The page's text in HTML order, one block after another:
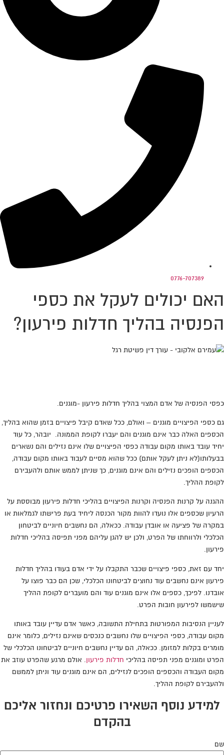
0776-707389
האם יכולים לעקל את כספי
הפנסיה בהליך חדלות פירעון?
כפסי הפנסיה של אדם המצוי בהליך חדלות פירעון -מוגנים.
גם כספי הפיצויים מוגנים – ואולם, ככל שאדם קיבל פיצויים בזמן שהוא בהליך,
הכספים האלה כבר אינם מוגנים והם יעברו לקופת הממונה. יובהר, כל עוד
יחיד עובד באותו מקום עבודה כפסי הפיצויים שלו אינם נזילים והם נשארים
בבעלותו(לא ניתן לעקל אותם) ככל שהוא מסיים לעבוד באותו מקום עבודה,
הכספים הופכים נזילים והם אינם מוגנים, כך שניתן לממש אותם ולהעבירם
לקופת ההליך.
ההגנה על קרנות הפנסיה וקרנות הפיצויים בהליכי חדלות פירעון מבוססת על
הרעיון שכספים אלו נועדו להוות מקור הכנסה ליחיד בעת פרישתו לגמלאות או
במקרה של פציעה או אובדן עבודה. ככאלה, הם נחשבים חיוניים לביטחון
הכלכלי ולרווחתו של הפרט, ולכן יש להגן עליהם מפני תפיסה בהליכי חדלות
פירעון.
יחד עם זאת, כספי פיצויים שכבר התקבלו על ידי אדם בעודו בהליך חדלות
פירעון אינם נחשבים עוד נחוצים לביטחונו הכלכלי, שכן הם כבר פוצו על
אובדנו. לפיכך, כספים אלו אינם מוגנים עוד והם מועברים לקופת ההליך
שישמשו לפירעון חובות הפרט.
לעניין הנסיבות המפורטות בתחילת התשובה, כאשר אדם עדיין עובד באותו
מקום עבודה, כספי הפיצויים שלו נחשבים כנכסים שאינם נזילים, כלומר אינם
מומרים בקלות למזומן. ככאלה, הם עדיין נחשבים חיוניים לביטחונו הכלכלי של
הפרט ומוגנים מפני תפיסה בהליכי חדלות פירעון. אולם מרגע שהפרט עוזב את
מקום העבודה והכספים הופכים לנזילים, הם אינם מוגנים עוד וניתן לממשם
ולהעבירם לקופת ההליך.
למידע נוסף השאירו פרטיכם ונחזור אליכם
בהקדם
שם